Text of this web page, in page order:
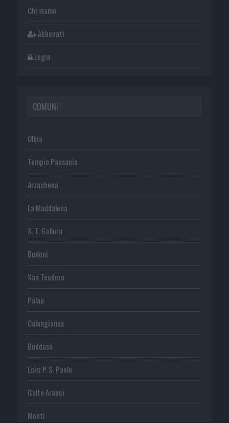
Chi siamo
Abbonati
Login
COMUNI
Olbia
Tempio Pausania
Arzachena
La Maddalena
S. T. Gallura
Budoni
San Teodoro
Palau
Calangianus
Buddusò
Loiri P. S. Paolo
Golfo Aranci
Monti